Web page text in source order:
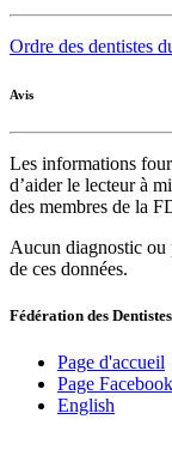
Ordre des dentistes
Avis
Les informations
d’aider le lecteur à
des membres de la
Aucun diagnostic ou
de ces données.
Fédération des
Page d'accueil
Page Facebook
English